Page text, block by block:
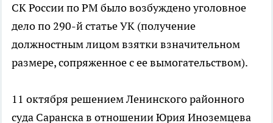
СК России по РМ было возбуждено уголовное
дело по 290-й статье УК (получение
должностным лицом взятки взначительном
размере, сопряженное с ее вымогательством).
11 октября решением Ленинского районного
суда Саранска в отношении Юрия Иноземцева